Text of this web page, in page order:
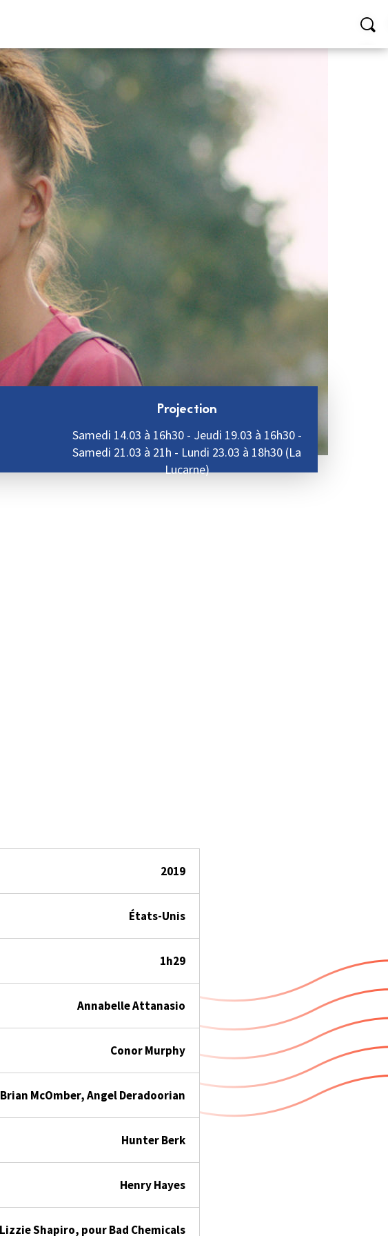
Projection
Samedi 14.03 à 16h30 - Jeudi 19.03 à 16h30 -
Samedi 21.03 à 21h - Lundi 23.03 à 18h30 (La
Lucarne)
2019
États-Unis
1h29
Annabelle Attanasio
Conor Murphy
Brian McOmber, Angel Deradoorian
Hunter Berk
Henry Hayes
Shapiro, pour Bad Chemicals